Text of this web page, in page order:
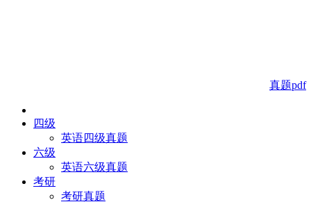
真题pdf
四级
英语四级真题
六级
英语六级真题
考研
考研真题